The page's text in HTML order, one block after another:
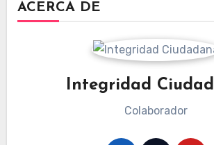
ACERCA DE
Integridad
Colaborador